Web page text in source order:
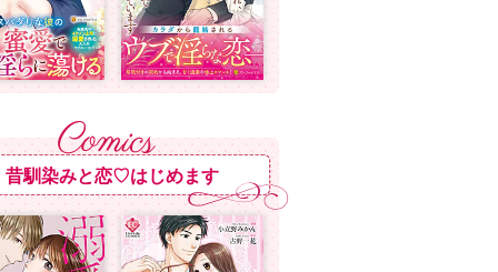
昔馴染みと恋♡はじめます